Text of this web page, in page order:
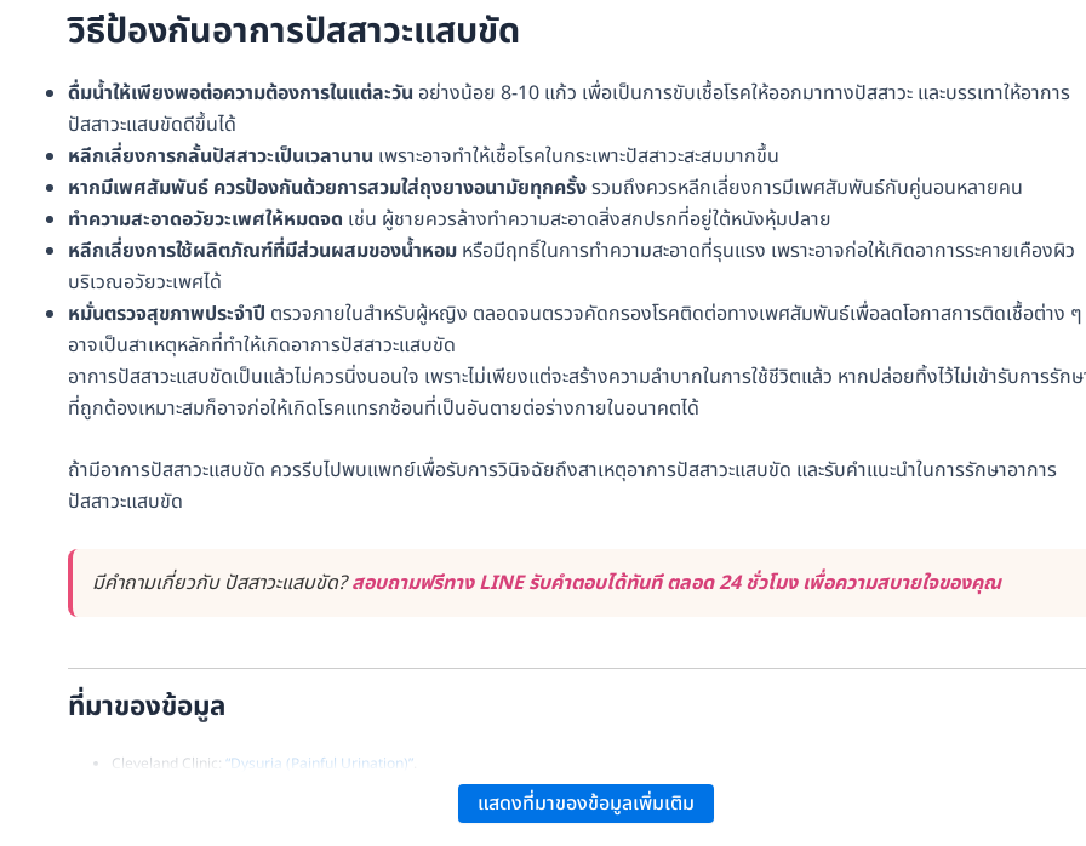
วิธีป้องกันอาการปัสสาวะแสบขัด
ดื่มน้ำให้เพียงพอต่อความต้องการในแต่ละวัน อย่างน้อย 8-10 แก้ว เพื่อเป็นการขับเชื้อโรคให้ออกมาทางปัสสาวะ และบรรเทาให้อาการ
ปัสสาวะแสบขัดดีขึ้นได้
หลีกเลี่ยงการกลั้นปัสสาวะเป็นเวลานาน เพราะอาจทำให้เชื้อโรคในกระเพาะปัสสาวะสะสมมากขึ้น
หากมีเพศสัมพันธ์ ควรป้องกันด้วยการสวมใส่ถุงยางอนามัยทุกครั้งรวมถึงควรหลีกเลี่ยงการมีเพศสัมพันธ์กับคู่นอนหลายคน
ทำความสะอาดอวัยวะเพศให้หมดจด เช่น ผู้ชายควรล้างทำความสะอาดสิ่งสกปรกที่อยู่ใต้หนังหุ้มปลาย
หลีกเลี่ยงการใช้ผลิตภัณฑ์ที่มีส่วนผสมของน้ำหอม หรือมีฤทธิ์ในการทำความสะอาดที่รุนแรง เพราะอาจก่อให้เกิดอาการระคายเคืองผิว
บริเวณอวัยวะเพศได้
หมั่นตรวจสุขภาพประจำปี ตรวจภายในสำหรับผู้หญิง ตลอดจนตรวจคัดกรองโรคติดต่อทางเพศสัมพันธ์เพื่อลดโอกาสการติดเชื้อต่าง
อาจเป็นสาเหตุหลักที่ทำให้เกิดอาการปัสสาวะแสบขัด
อาการปัสสาวะแสบขัดเป็นแล้วไม่ควรนิ่งนอนใจ เพราะไม่เพียงแต่จะสร้างความลำบากในการใช้ชีวิตแล้ว หากปล่อยทิ้งไว้ไม่เข้ารับการรัก
ที่ถูกต้องเหมาะสมก็อาจก่อให้เกิดโรคแทรกซ้อนที่เป็นอันตายต่อร่างกายในอนาคตได้
ถ้ามีอาการปัสสาวะแสบขัด ควรรีบไปพบแพทย์เพื่อรับการวินิจฉัยถึงสาเหตุอาการปัสสาวะแสบขัด และรับคำแนะนำในการรักษาอาการ
ปัสสาวะแสบขัด
มีคำถามเกี่ยวกับ ปัสสาวะแสบขัด?สอบถามฟรีทาง LINE รับคำตอบได้ทันที ตลอด 24 ชั่วโมง เพื่อความสบายใจของคุณ
ที่มาของข้อมูล
Cleveland Clinic: “Dysuria (Painful Urination)”
“ปัสสาวะแสบขัด เกิดจากอะไร เช็กอาการเสี่ยงที่ไม่ควรปล่อยไว้”.
“What Causes Painful Urination (Dysuria)?”.
แสดงที่มาของข้อมูลเพิ่มเติม